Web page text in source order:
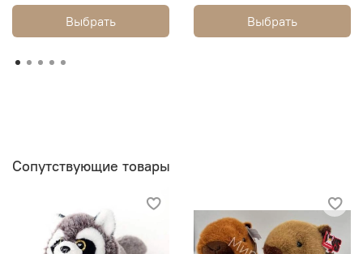
Выбрать Выбрать
Сопутствующие товары